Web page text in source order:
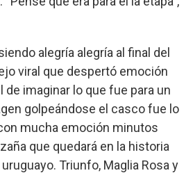
alegría alegría al final del
viral que despertó emoción
de imaginar lo que fue para un
golpeándose el casco fue lo
mucha emoción minutos
que quedará en la historia
Triunfo, Maglia Rosa y